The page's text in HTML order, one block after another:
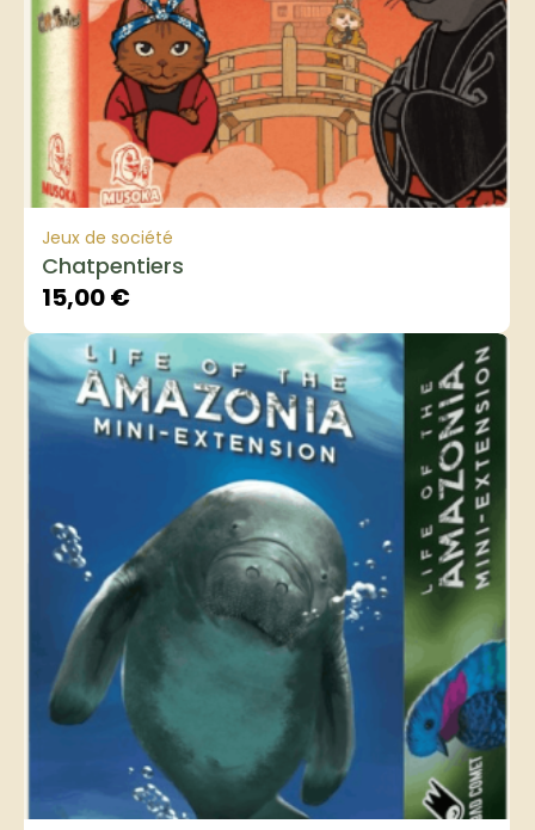
Jeux de société
Chatpentiers
15,00€